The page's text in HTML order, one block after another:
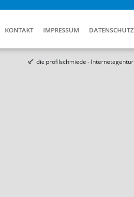
KONTAKT IMPRESSUM DATENSCHUTZ
die profilschmiede - Internetagentur